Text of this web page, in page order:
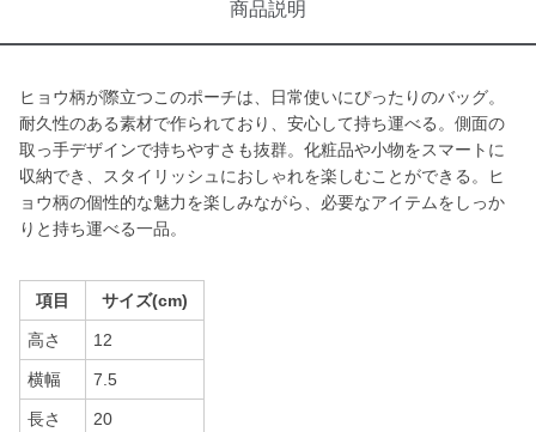
商品説明
ヒョウ柄が際立つこのポーチは、日常使いにぴったりのバッグ。
耐久性のある素材で作られており、安心して持ち運べる。側面の
取っ手デザインで持ちやすさも抜群。化粧品や小物をスマートに
収納でき、スタイリッシュにおしゃれを楽しむことができる。ヒ
ョウ柄の個性的な魅力を楽しみながら、必要なアイテムをしっか
りと持ち運べる一品。
項目 サイズ(cm)
高さ 12
横幅 7.5
長さ 20